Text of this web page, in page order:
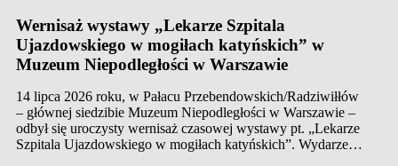
Wernisaż wystawy „Lekarze Szpitala
Ujazdowskiego w mogiłach katyńskich” w
Muzeum Niepodległości w Warszawie
14 lipca 2026 roku, w Pałacu Przebendowskich/Radziwiłłów
– głównej siedzibie Muzeum Niepodległości w Warszawie –
odbył się uroczysty wernisaż czasowej wystawy pt. „Lekarze
Szpitala Ujazdowskiego w mogiłach katyńskich”. Wydarzenie